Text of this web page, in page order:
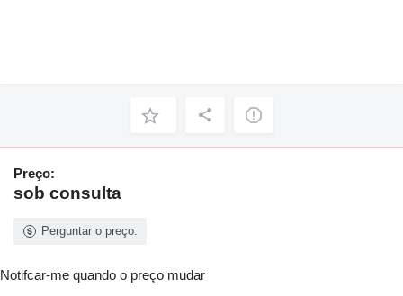
Preço:
sob consulta
Perguntar o preço.
Notifcar-me quando o preço mudar